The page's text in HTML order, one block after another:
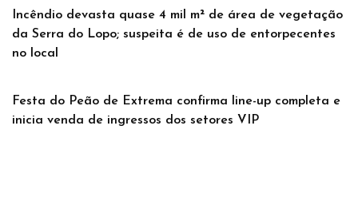
Incêndio devasta quase 4 mil m² de área de vegetação
da Serra do Lopo; suspeita é de uso de entorpecentes
no local
Festa do Peão de Extrema confirma line-up completa e
inicia venda de ingressos dos setores VIP